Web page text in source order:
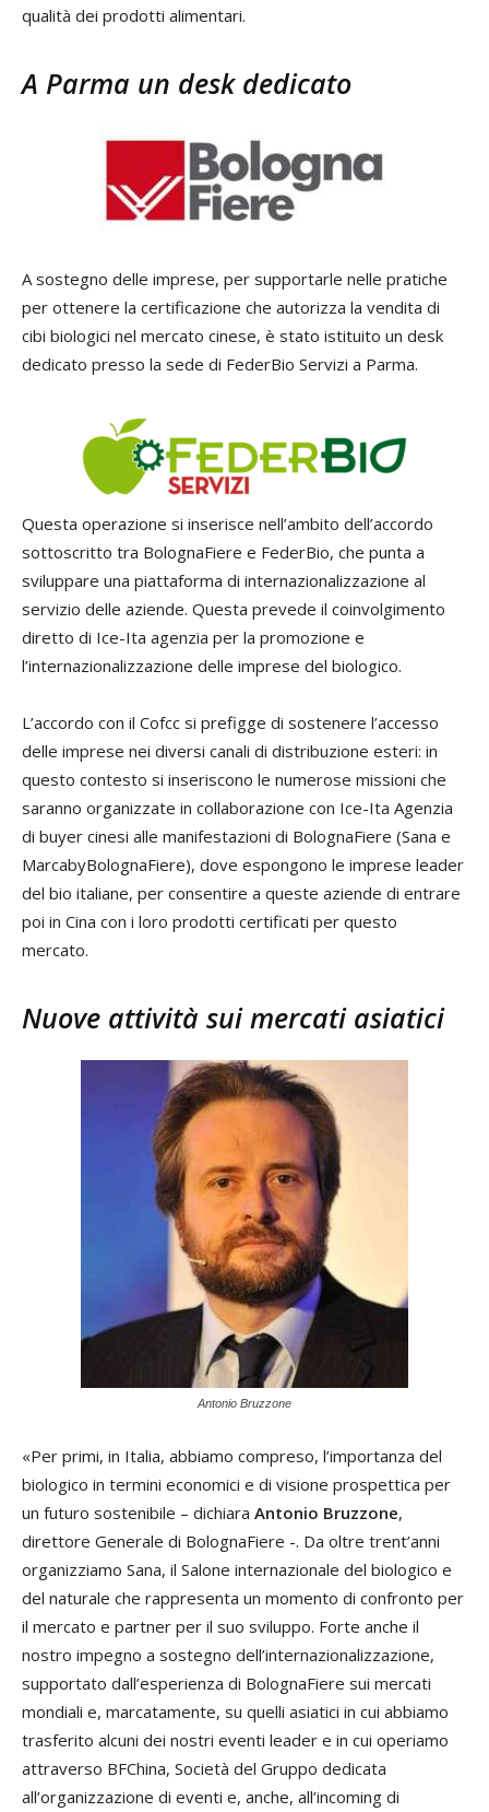
qualità dei prodotti alimentari.
A Parma un desk dedicato
A sostegno delle imprese, per supportarle nelle pratiche
per ottenere la certificazione che autorizza la vendita di
cibi biologici nel mercato cinese, è stato istituito un desk
dedicato presso la sede di FederBio Servizi a Parma.
Questa operazione si inserisce nell’ambito dell’accordo
sottoscritto tra BolognaFiere e FederBio, che punta a
sviluppare una piattaforma di internazionalizzazione al
servizio delle aziende. Questa prevede il coinvolgimento
diretto di Ice-Ita agenzia per la promozione e
l’internazionalizzazione delle imprese del biologico.
L’accordo con il Cofcc si prefigge di sostenere l’accesso
delle imprese nei diversi canali di distribuzione esteri: in
questo contesto si inseriscono le numerose missioni che
saranno organizzate in collaborazione con Ice-Ita Agenzia
di buyer cinesi alle manifestazioni di BolognaFiere (Sana e
MarcabyBolognaFiere), dove espongono le imprese leader
del bio italiane, per consentire a queste aziende di entrare
poi in Cina con i loro prodotti certificati per questo
mercato.
Nuove attività sui mercati asiatici
Antonio Bruzzone
«Per primi, in Italia, abbiamo compreso, l’importanza del
biologico in termini economici e di visione prospettica per
un futuro sostenibile – dichiara Antonio Bruzzone,
direttore Generale di BolognaFiere -. Da oltre trent’anni
organizziamo Sana, il Salone internazionale del biologico e
del naturale che rappresenta un momento di confronto per
il mercato e partner per il suo sviluppo. Forte anche il
nostro impegno a sostegno dell’internazionalizzazione,
supportato dall’esperienza di BolognaFiere sui mercati
mondiali e, marcatamente, su quelli asiatici in cui abbiamo
trasferito alcuni dei nostri eventi leader e in cui operiamo
attraverso BFChina, Società del Gruppo dedicata
all’organizzazione di eventi e, anche, all’incoming di